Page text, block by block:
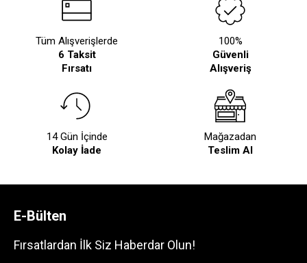
Tüm Alışverişlerde
6 Taksit
Fırsatı
100%
Güvenli
Alışveriş
14 Gün İçinde
Kolay İade
Mağazadan
Teslim Al
E-Bülten
Fırsatlardan İlk Siz Haberdar Olun!